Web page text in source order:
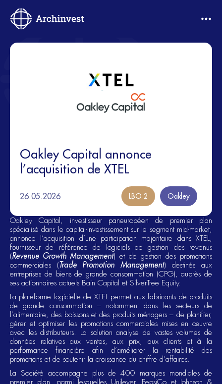
Oakley Capital annonce
l’acquisition de XTEL
26.05.2026 LBO 2 Oakley
Oakley Capital, investisseur paneuropéen de premier plan
spécialisé dans le capital-investissement sur le segment mid-market,
annonce l’acquisition d’une participation majoritaire dans XTEL,
fournisseur de référence de logiciels de gestion des revenus
(Revenue Growth Management) et de gestion des promotions
commerciales (Trade Promotion Management) destinés aux
entreprises de biens de grande consommation (CPG), auprès de
ses actionnaires actuels Bain Capital et SilverTree Equity.
La plateforme logicielle de XTEL permet aux fabricants de produits
de grande consommation – notamment dans les secteurs de
l’alimentaire, des boissons et des produits ménagers – de planifier,
gérer et optimiser les promotions commerciales mises en œuvre
avec les distributeurs. La solution analyse de vastes volumes de
données relatives aux ventes, aux prix, aux clients et à la
performance financière afin d’améliorer la rentabilité des
promotions et de soutenir la croissance du chiffre d’affaires.
La Société accompagne plus de 400 marques mondiales de
premier plan, parmi lesquelles Unilever, PepsiCo et Johnson &